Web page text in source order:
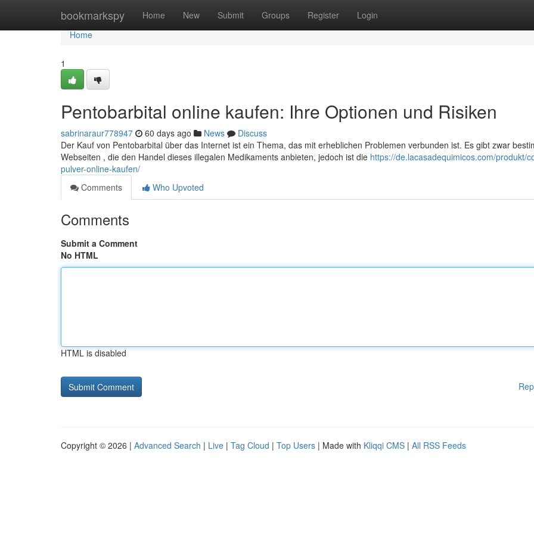
bookmarkspy Home New Submit Groups Register Login
Home
Home
1
Pentobarbital online kaufen: Ihre Optionen und Risiken
sabrinaraur778947 60 days ago News
Discuss
Der Kauf von Pentobarbital über das Internet ist ein Thema, das mit erheblichen Problemen verbunden ist. Es gibt zwar
Webseiten , die den Handel dieses illegalen Medikaments anbieten, jedoch ist die https://de.lacasadequimicos.com/produkt/
pulver-online-kaufen/
Comments
Who Upvoted
Comments
Submit a Comment
No HTML
HTML is disabled
Copyright © 2026 | Advanced Search | Live | Tag Cloud | Top Users | Made with Kliqqi CMS | All RSS Feeds